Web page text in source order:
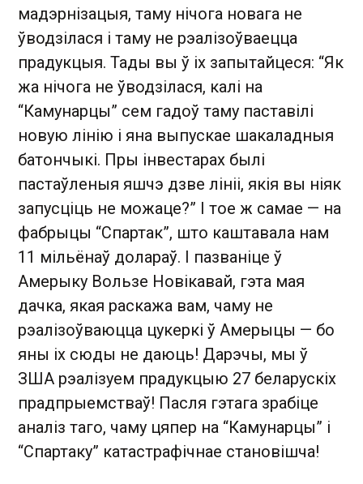
мадэрнізацыя, таму нічога новага не
ўводзілася і таму не рэалізоўваецца
прадукцыя. Тады вы ў іх запытайцеся: “Як
жа нічога не ўводзілася, калі на
“Камунарцы” сем гадоў таму паставілі
новую лінію і яна выпускае шакаладныя
батончыкі. Пры інвестарах былі
пастаўленыя яшчэ дзве лініі, якія вы ніяк
запусціць не можаце?” І тое ж самае — на
фабрыцы “Спартак”, што каштавала нам
11 мільёнаў долараў. І пазваніце ў
Амерыку Вользе Новікавай, гэта мая
дачка, якая раскажа вам, чаму не
рэалізоўваюцца цукеркі ў Амерыцы — бо
яны іх сюды не даюць! Дарэчы, мы ў
ЗША рэалізуем прадукцыю 27 беларускіх
прадпрыемстваў! Пасля гэтага зрабіце
аналіз таго, чаму цяпер на “Камунарцы” і
“Спартаку” катастрафічнае становішча!